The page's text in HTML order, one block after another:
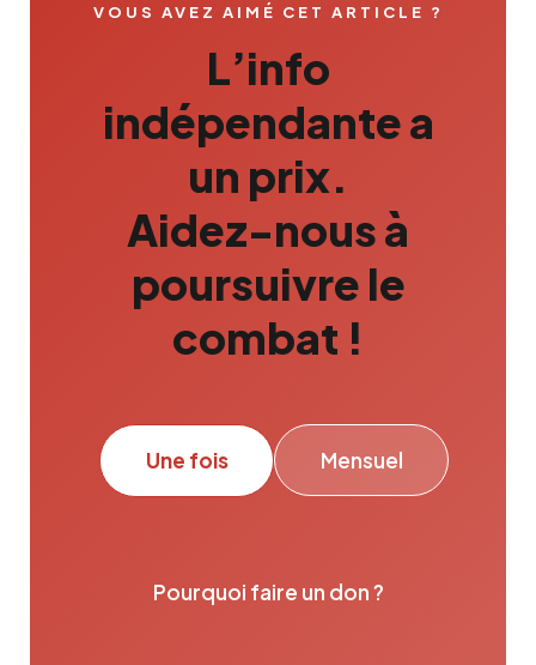
VOUS AVEZ AIMÉ CET ARTICLE ?
L’info
indépendante a
un prix.
Aidez-nous à
poursuivre le
combat !
Une fois Mensuel
Pourquoi faire un don ?